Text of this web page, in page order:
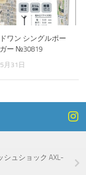
ワン シングルポー
ー №30819
月31日
シュショック AXL-